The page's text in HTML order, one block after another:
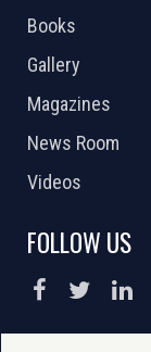
Books
Gallery
Magazines
News Room
Videos
FOLLOW US